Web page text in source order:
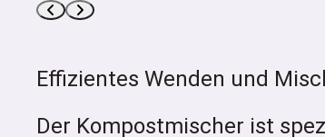
Effizientes Wenden und
Der Kompostmischer ist